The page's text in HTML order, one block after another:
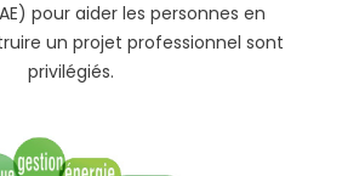
pour aider les personnes en
un projet professionnel sont
privilégiés.